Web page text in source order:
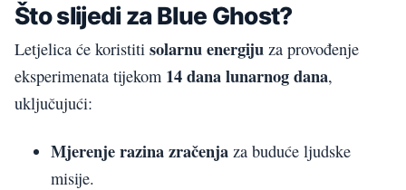
Što slijedi za Blue Ghost?
Letjelica će koristiti solarnu energiju za provođenje
eksperimenata tijekom 14 dana lunarnog dana,
uključujući:
Mjerenje razina zračenja za buduće ljudske
misije.